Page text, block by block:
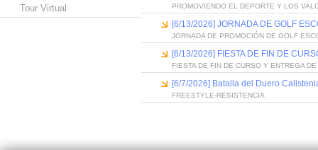
Tour Virtual
PROMOVIENDO EL DEPORTE Y LOS
[6/13/2026] JORNADA DE GOLF
JORNADA DE PROMOCIÓN DE GOLF
[6/13/2026] FIESTA DE FIN DE
FIESTA DE FIN DE CURSO Y ENTREGA
[6/7/2026] Batalla del Duero
FREESTYLE-RESISTENCIA